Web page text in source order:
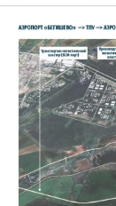
активно
Южная
(Шанхай),